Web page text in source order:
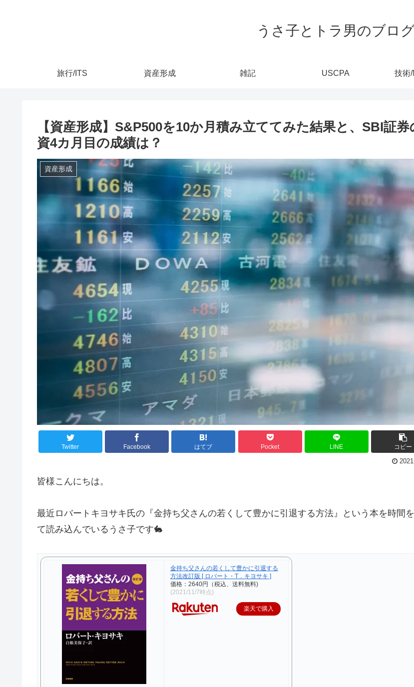
うさ子とトラ男のブロ
旅行/ITS 資産形成 雑記 USCPA 技術
【資産形成】S&P500を10か月積み立ててみた結果と、SBI証券
資4カ月目の成績は？
資産形成
Twitter Facebook はてブ Pocket LINE コピー
皆様こんにちは。
最近ロバートキヨサキ氏の『金持ち父さんの若くして豊かに引退する方法』という本を時間
て読み込んでいるうさ子です🐇
金持ち父さんの若くして豊かに引退する
方法改訂版 [ ロバート・T．キヨサキ ]
価格：2640円（税込、送料無料)
(2021/11/7時点)
楽天で購入